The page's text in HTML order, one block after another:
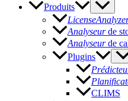
Produits
Analyseurde
Analyseurde
Plugins
CLIMS